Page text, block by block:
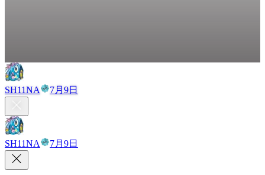
SH11NA 7月9日
SH11NA 7月9日